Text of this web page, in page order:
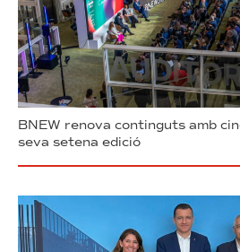
BNEW renova continguts amb
seva setena edició